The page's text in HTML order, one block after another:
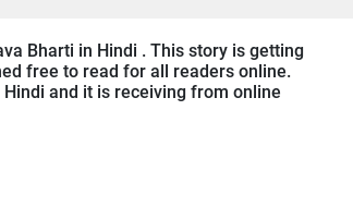
Bharti in Hindi . This story is getting
free to read for all readers online.
and it is receiving from online